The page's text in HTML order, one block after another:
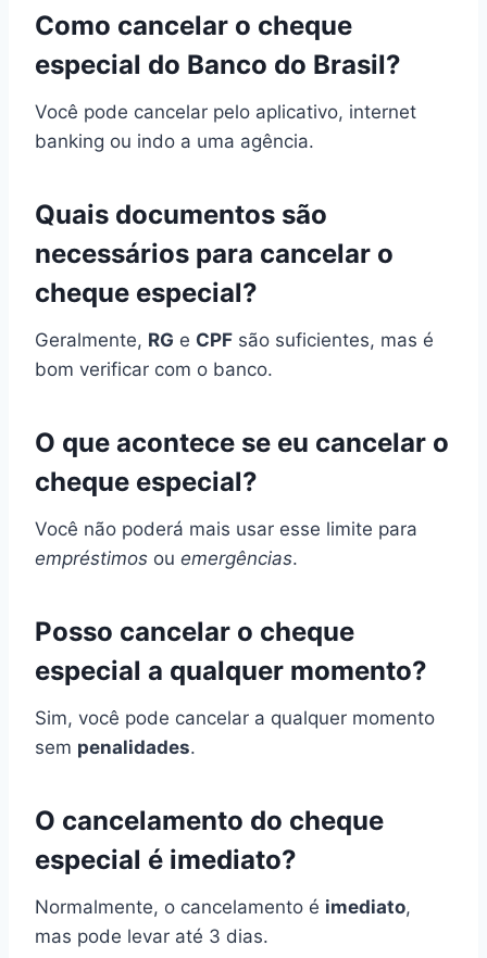
Como cancelar o cheque
especial do Banco do Brasil?
Você pode cancelar pelo aplicativo, internet
banking ou indo a uma agência.
Quais documentos são
necessários para cancelar o
cheque especial?
Geralmente, RG e CPF são suficientes, mas é
bom verificar com o banco.
O que acontece se eu cancelar o
cheque especial?
Você não poderá mais usar esse limite para
empréstimos ou emergências.
Posso cancelar o cheque
especial a qualquer momento?
Sim, você pode cancelar a qualquer momento
sem penalidades.
O cancelamento do cheque
especial é imediato?
Normalmente, o cancelamento é imediato,
mas pode levar até 3 dias.